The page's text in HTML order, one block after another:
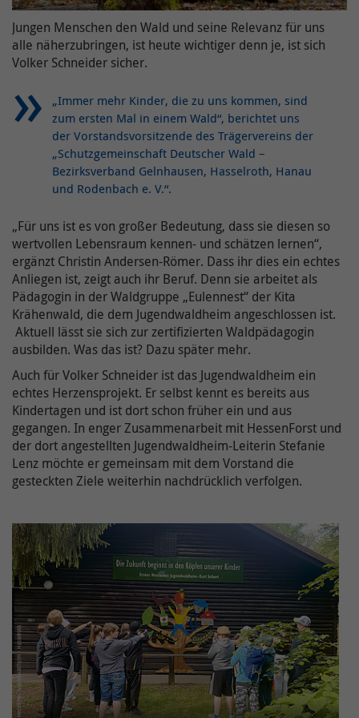
Jungen Menschen den Wald und seine Relevanz für uns
alle näherzubringen, ist heute wichtiger denn je, ist sich
Volker Schneider sicher.
„Immer mehr Kinder, die zu uns kommen, sind
zum ersten Mal in einem Wald“, berichtet uns
der Vorstandsvorsitzende des Trägervereins der
„Schutzgemeinschaft Deutscher Wald –
Bezirksverband Gelnhausen, Hasselroth, Hanau
und Rodenbach e. V.“.
„Für uns ist es von großer Bedeutung, dass sie diesen so
wertvollen Lebensraum kennen- und schätzen lernen“,
ergänzt Christin Andersen-Römer. Dass ihr dies ein echtes
Anliegen ist, zeigt auch ihr Beruf. Denn sie arbeitet als
Pädagogin in der Waldgruppe „Eulennest“ der Kita
Krähenwald, die dem Jugendwaldheim angeschlossen ist.
Aktuell lässt sie sich zur zertifizierten Waldpädagogin
ausbilden. Was das ist? Dazu später mehr.
Auch für Volker Schneider ist das Jugendwaldheim ein
echtes Herzensprojekt. Er selbst kennt es bereits aus
Kindertagen und ist dort schon früher ein und aus
gegangen. In enger Zusammenarbeit mit HessenForst und
der dort angestellten Jugendwaldheim-Leiterin Stefanie
Lenz möchte er gemeinsam mit dem Vorstand die
gesteckten Ziele weiterhin nachdrücklich verfolgen.
Name(n)
Anbieter TYPO3 bzw. diese Website
Zweck
Enthält die gewählten Opt-in-
Einstellungen.
Name /
Cookie-
onlimChat.chatwidget-{Widget-ID}-sender
Anbieter Onlim GmbH
Laufzeit 7 Tage
Zweck
Diese beinhaltet eine Referenz zum
Nutzer in unserem System.
Name /
Cookie-
Name(n)
onlimChat.chatwidget-{Widget-ID}-auto-
msg
Anbieter Onlim GmbH
Zweck
Diese beinhaltet Information bezüglich
der Begrüßungsnachricht (z.B. ob der
Nutzer diese bereits gesehen oder
geschlossen hat).
Name /
Cookie-
Name(n)
onlimChat.chatwidget-{Widget-ID}-
timestamp
Anbieter Onlim GmbH
Laufzeit 90 Tage
Zweck
Meta Pixel ist ein von Meta
unseren Website-Verkehr nachverfolgt
und analysiert. Er gibt Aufschluss darüber,
wie Nutzer mit unserer Website
interagieren, und hilft uns, unser
Publikum besser zu verstehen und unsere
Online-Präsenz und die Ausrichtung von
Informationen zum Umgang mit
Nutzerdaten finden Sie in der
Datenschutzerklärung von Meta unter:
https://www.facebook.com/privacy/policy/
Ihnen zusätzliche Informationen anzubieten.
Name /
Cookie-
YouTube
Anbieter YouTube, LLC
Laufzeit 6 Monate
Zweck
Wird verwendet, um YouTube-Inhalte zu
entsperren.
Weitere Informationen zum Umgang von
Nutzerdaten finden Sie in der
Datenschutzerklärung von YouTube unter:
https://policies.google.com/privacy
Name /
Name(n)
OpenStreetMap / _osm_location
Anbieter OpenStreetMap Foundation
Laufzeit 10 Jahre
Zweck
Wird verwendet, um OpenStreetMap-Inhalte zu
Weitere Informationen zum Umgang von
Nutzerdaten finden Sie in der
Datenschutzerklärung der OpenStreetMap
Foundation unter:
https://wiki.osmfoundation.org/wiki/Privacy_Policy
Ergänzende Information zu OpenStreetMap
erhalten Sie auch in unserer
Datenschutzerklärung unter:
Cookie-Informationen anzeigen